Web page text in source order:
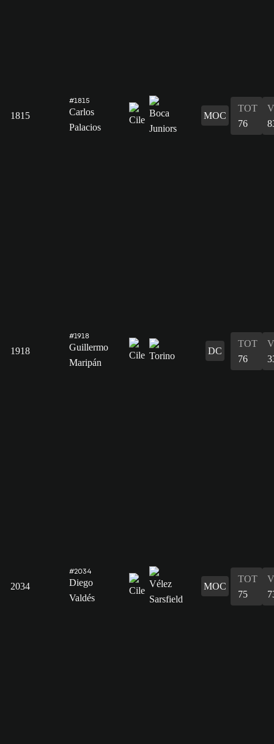
1815
#1815
Carlos
Palacios
MOC
TOT
76
1918
#1918
Guillermo
Maripán
DC
TOT
76
2034
#2034
Diego
Valdés
MOC
TOT
75